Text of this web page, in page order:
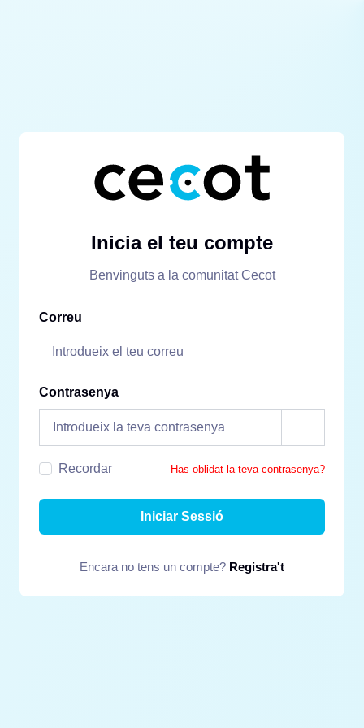
Inicia el teu compte
Benvinguts a la comunitat Cecot
Correu
Contrasenya
Recordar Has oblidat la teva contrasenya?
Iniciar Sessió
Encara no tens un compte? Registra't